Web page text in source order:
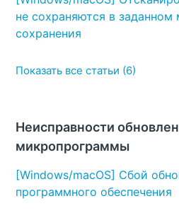
не сохраняются в заданном
сохранения
Показать все статьи (6)
Неисправности
микропрограммы
[Windows/macOS] Сбой
программного обеспечения